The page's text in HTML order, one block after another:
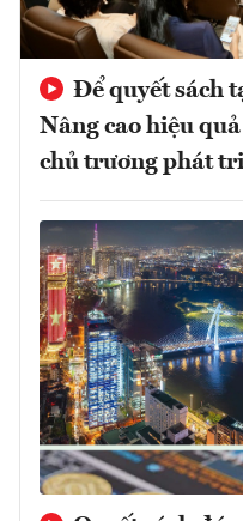
Để quyết sách
Nâng cao hiệu
chủ trương phát